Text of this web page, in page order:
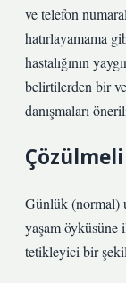
ve telefon
hatırlayamama
hastalığının
belirtilerden bir
danışmaları
Günlük (normal)
yaşam
tetikleyici bir